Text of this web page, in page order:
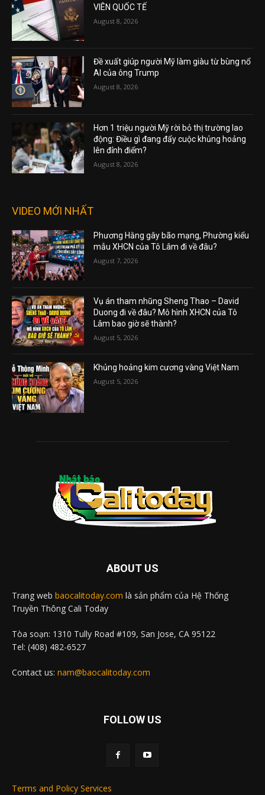
VIÊN QUỐC TẾ
August 8, 2026
Đề xuất giúp người Mỹ làm giàu từ bùng nổ
AI của ông Trump
August 8, 2026
Hơn 1 triệu người Mỹ rời bỏ thị trường lao
động: Điều gì đang đẩy cuộc khủng hoảng
lên đỉnh điểm?
August 8, 2026
VIDEO MỚI NHẤT
Phương Hằng gây bão mạng, Phường kiểu
mẫu XHCN của Tô Lâm đi về đâu?
August 7, 2026
Vụ án tham nhũng Sheng Thao – David
Duong đi về đâu? Mô hình XHCN của Tô
Lâm bao giờ sẽ thành?
August 5, 2026
Khủng hoảng kim cương vàng Việt Nam
August 5, 2026
ABOUT US
Trang web baocalitoday.com là sản phẩm của Hệ Thống
Truyền Thông Cali Today
Tòa soạn: 1310 Tully Road #109, San Jose, CA 95122
Tel: (408) 482-6527
Contact us: nam@baocalitoday.com
FOLLOW US
Terms and Policy Services